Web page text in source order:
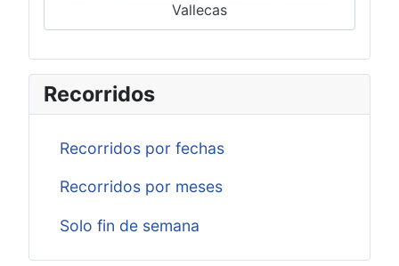
Vallecas
Recorridos
Recorridos por fechas
Recorridos por meses
Solo fin de semana